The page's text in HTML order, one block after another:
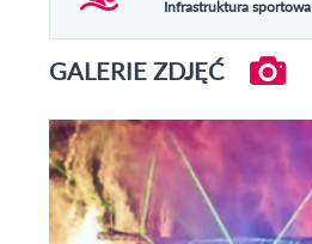
Infrastruktura sportowa
GALERIE ZDJĘĆ